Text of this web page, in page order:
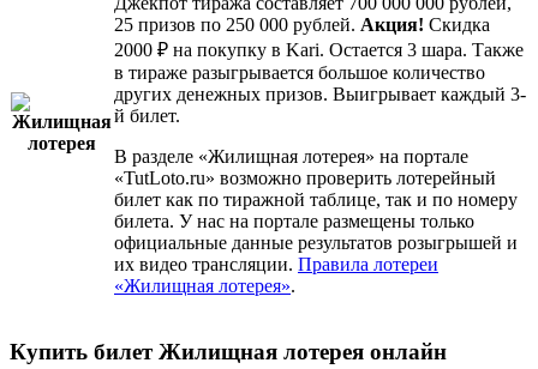
25 призов по 250 000 рублей. Акция! Скидка
2000 ₽ на покупку в Kari. Остается 3 шара. Также
в тираже разыгрывается большое количество
других денежных призов. Выигрывает каждый 3-
й билет.
В разделе «Жилищная лотерея» на портале
«TutLoto.ru» возможно проверить лотерейный
билет как по тиражной таблице, так и по номеру
билета. У нас на портале размещены только
официальные данные результатов розыгрышей и
их видео трансляции. Правила лотереи
«Жилищная лотерея».
Купить билет Жилищная лотерея онлайн